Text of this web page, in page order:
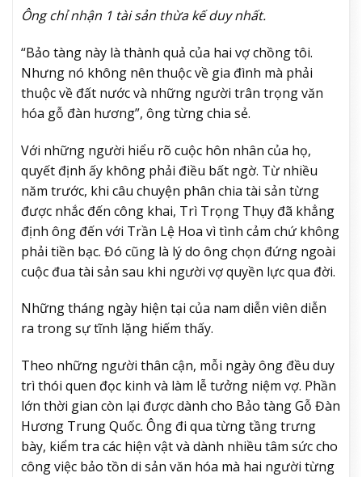
Ông chỉ nhận 1 tài sản thừa kế duy nhất.
“Bảo tàng này là thành quả của hai vợ chồng tôi.
Nhưng nó không nên thuộc về gia đình mà phải
thuộc về đất nước và những người trân trọng văn
hóa gỗ đàn hương”, ông từng chia sẻ.
Với những người hiểu rõ cuộc hôn nhân của họ,
quyết định ấy không phải điều bất ngờ. Từ nhiều
năm trước, khi câu chuyện phân chia tài sản từng
được nhắc đến công khai, Trì Trọng Thụy đã khẳng
định ông đến với Trần Lệ Hoa vì tình cảm chứ không
phải tiền bạc. Đó cũng là lý do ông chọn đứng ngoài
cuộc đua tài sản sau khi người vợ quyền lực qua đời.
Những tháng ngày hiện tại của nam diễn viên diễn
ra trong sự tĩnh lặng hiếm thấy.
Theo những người thân cận, mỗi ngày ông đều duy
trì thói quen đọc kinh và làm lễ tưởng niệm vợ. Phần
lớn thời gian còn lại được dành cho Bảo tàng Gỗ Đàn
Hương Trung Quốc. Ông đi qua từng tầng trưng
bày, kiểm tra các hiện vật và dành nhiều tâm sức cho
công việc bảo tồn di sản văn hóa mà hai người từng